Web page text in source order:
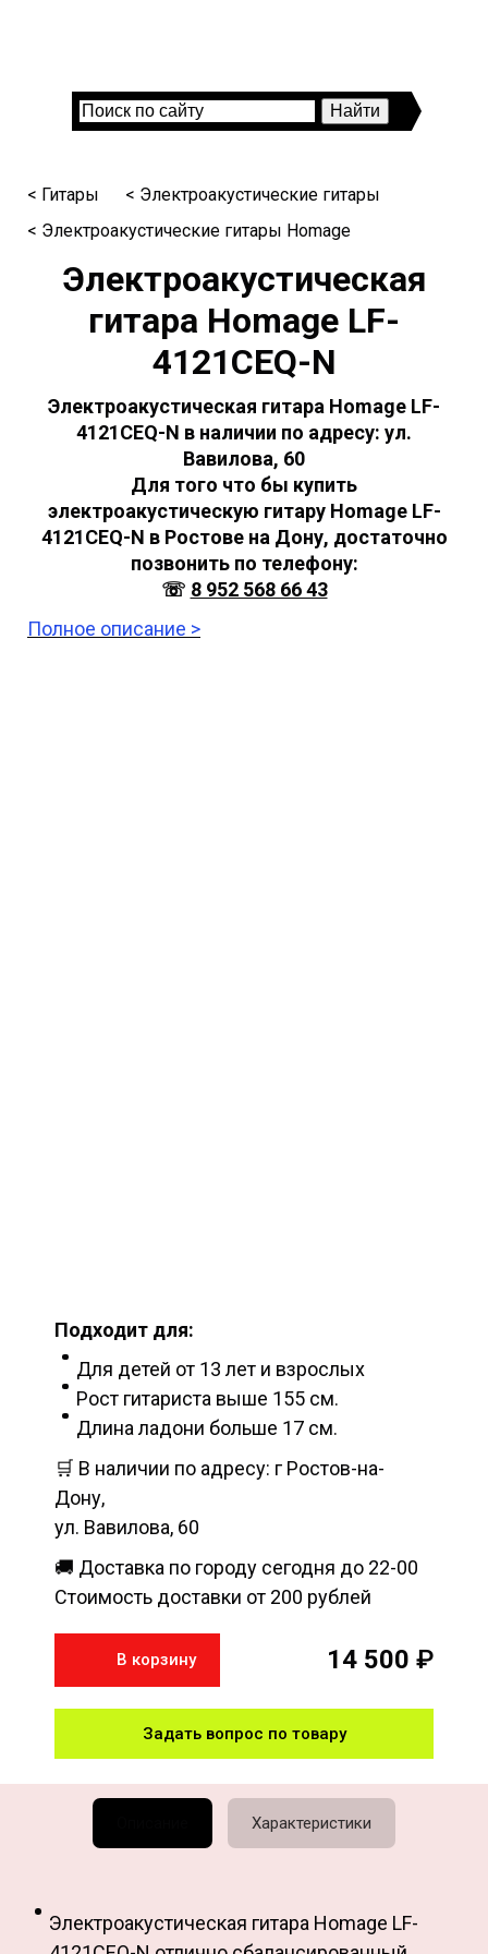
< Гитары
< Электроакустические гитары
< Электроакустические гитары Homage
Электроакустическая
гитара Homage LF-
4121CEQ-N
Электроакустическая гитара Homage LF-
4121CEQ-N в наличии по адресу: ул.
Вавилова, 60
Для того что бы купить
электроакустическую гитару Homage LF-
4121CEQ-N в Ростове на Дону, достаточно
позвонить по телефону:
☏ 8 952 568 66 43
Полное описание >
Подходит для:
Для детей от 13 лет и взрослых
Рост гитариста выше 155 см.
Длина ладони больше 17 см.
🛒 В наличии по адресу: г Ростов-на-
Дону,
ул. Вавилова, 60
🚚 Доставка по городу сегодня до 22-00
Стоимость доставки от 200 рублей
В корзину 14 500 ₽
Задать вопрос по товару
Характеристики
Электроакустическая гитара Homage LF-